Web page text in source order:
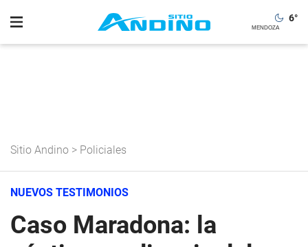
6°
Sitio Andino > Policiales
NUEVOS TESTIMONIOS
Caso Maradona: la